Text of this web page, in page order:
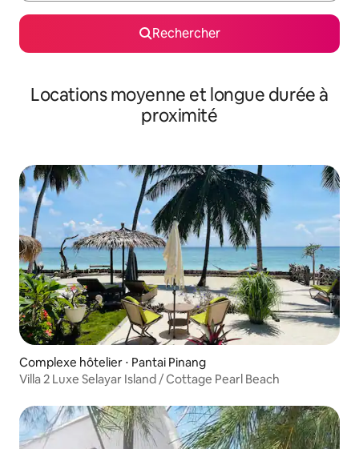
Rechercher
Locations moyenne et longue durée à
proximité
Complexe hôtelier ⋅ Pantai Pinang
Villa 2 Luxe Selayar Island / Cottage Pearl Beach